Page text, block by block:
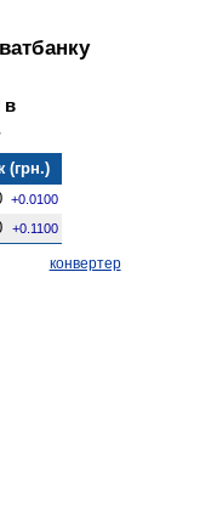
в
(грн.)
+0.0100
+0.1100
конвертер